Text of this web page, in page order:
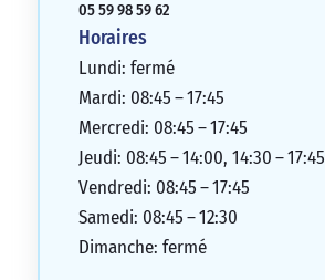
05 59 98 59 62
Horaires
Lundi: fermé
Mardi: 08:45 – 17:45
Mercredi: 08:45 – 17:45
Jeudi: 08:45 – 14:00, 14:30 – 17:45
Vendredi: 08:45 – 17:45
Samedi: 08:45 – 12:30
Dimanche: fermé